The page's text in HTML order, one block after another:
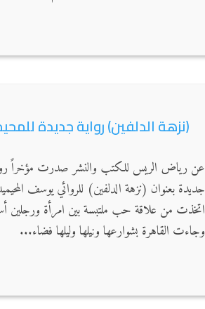
(نزهة الدلفين) رواية جديدة
عن رياض الريس للكتب والنشر صدرت مؤخراً
جديدة بعنوان (نزهة الدلفين) للروائي يوسف
اتخذت من علاقة حب ملتبسة بين امرأة ورجلين
وجاءت القاهرة بشوارعها ونيلها وليلها فضاء...